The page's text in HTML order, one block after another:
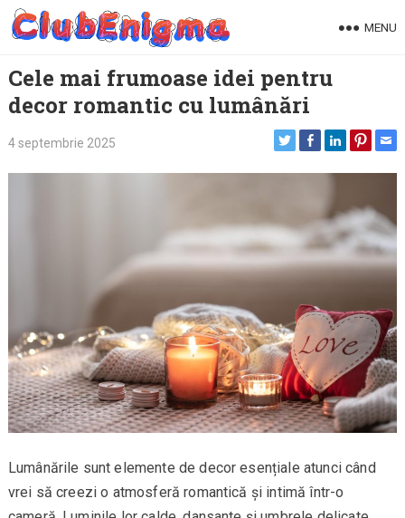
Skip
MENU
Cele mai frumoase idei pentru
decor romantic cu lumânări
4 septembrie 2025
Lumânările sunt elemente de decor esențiale atunci când
vrei să creezi o atmosferă romantică și intimă într-o